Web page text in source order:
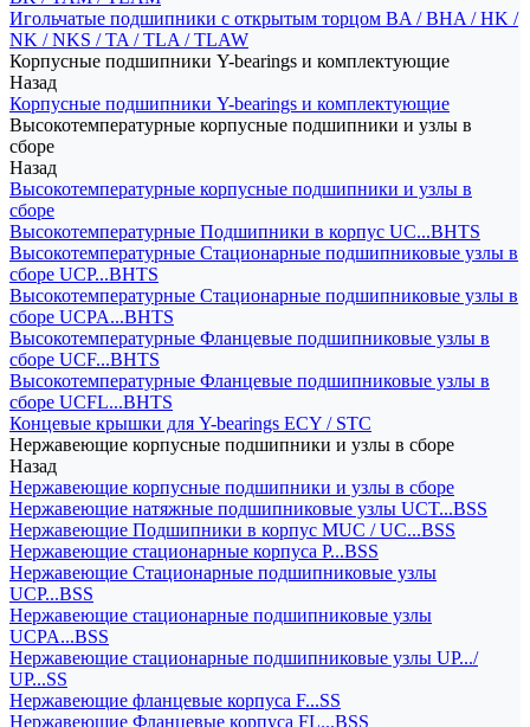
Игольчатые подшипники с открытым торцом BA / BHA / HK /
NK / NKS / TA / TLA / TLAW
Корпусные подшипники Y-bearings и комплектующие
Назад
Корпусные подшипники Y-bearings и комплектующие
Высокотемпературные корпусные подшипники и узлы в
сборе
Назад
Высокотемпературные корпусные подшипники и узлы в
сборе
Высокотемпературные Подшипники в корпус UC...BHTS
Высокотемпературные Стационарные подшипниковые узлы в
сборе UCP...BHTS
Высокотемпературные Стационарные подшипниковые узлы в
сборе UCPA...BHTS
Высокотемпературные Фланцевые подшипниковые узлы в
сборе UCF...BHTS
Высокотемпературные Фланцевые подшипниковые узлы в
сборе UCFL...BHTS
Концевые крышки для Y-bearings ECY / STC
Нержавеющие корпусные подшипники и узлы в сборе
Назад
Нержавеющие корпусные подшипники и узлы в сборе
Нержавеющие натяжные подшипниковые узлы UCT...BSS
Нержавеющие Подшипники в корпус MUC / UC...BSS
Нержавеющие стационарные корпуса P...BSS
Нержавеющие Стационарные подшипниковые узлы
UCP...BSS
Нержавеющие стационарные подшипниковые узлы
UCPA...BSS
Нержавеющие стационарные подшипниковые узлы UP.../
UP...SS
Нержавеющие фланцевые корпуса F...SS
Нержавеющие Фланцевые корпуса FL...BSS